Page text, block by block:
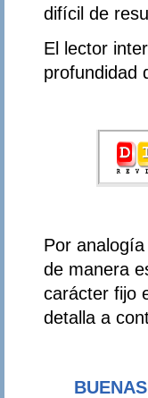
difícil de
El lector
profundidad
Por
de manera
carácter fijo
detalla a